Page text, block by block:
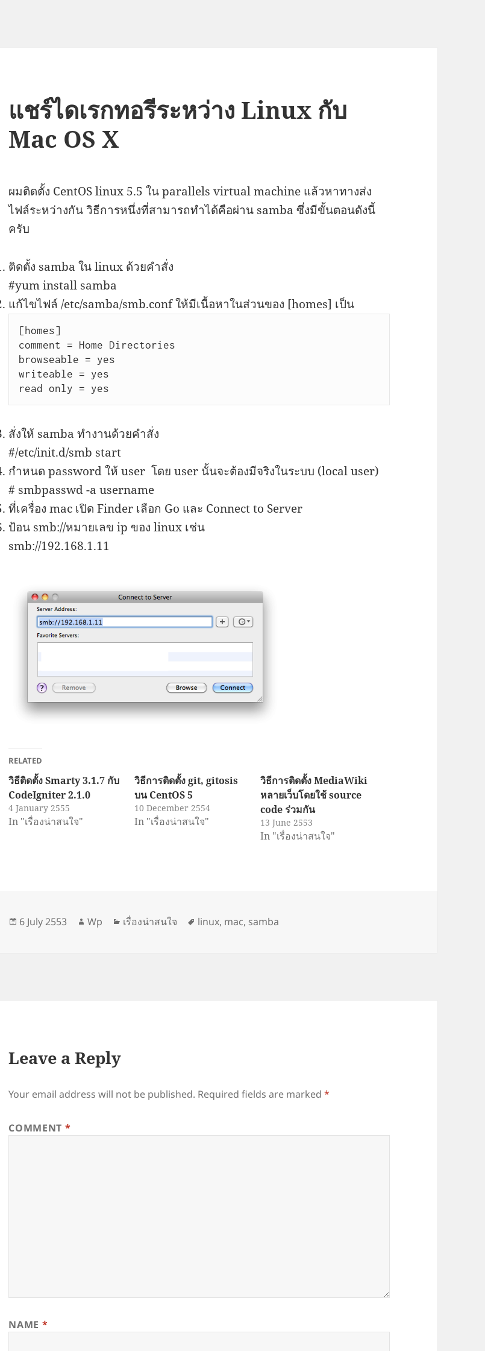
แชร์ไดเรกทอรีระหว่าง Linux กับ
Mac OS X
ผมติดตั้ง CentOS linux 5.5 ใน parallels virtual machine แล้วหาทางส่ง
ไฟล์ระหว่างกัน วิธีการหนึ่งที่สามารถทำได้คือผ่าน samba ซึ่งมีขั้นตอนดังนี้
ครับ
ติดตั้ง samba ใน linux ด้วยคำสั่ง
#yum install samba
แก้ไขไฟล์ /etc/samba/smb.conf ให้มีเนื้อหาในส่วนของ [homes] เป็น
[homes]
comment = Home Directories
browseable = yes
writeable = yes
read only = yes
สั่งให้ samba ทำงานด้วยคำสั่ง
#/etc/init.d/smb start
กำหนด password ให้ user โดย user นั้นจะต้องมีจริงในระบบ (local user)
# smbpasswd -a username
ที่เครื่อง mac เปิด Finder เลือก Go และ Connect to Server
ป้อน smb://หมายเลข ip ของ linux เช่น
smb://192.168.1.11
RELATED
วิธีติดตั้ง Smarty 3.1.7 กับ
CodeIgniter 2.1.0
4 January 2555
In "เรื่องน่าสนใจ"
วิธีการติดตั้ง git, gitosis
บน CentOS 5
10 December 2554
In "เรื่องน่าสนใจ"
วิธีการติดตั้ง MediaWiki
หลายเว็บโดยใช้ source
code ร่วมกัน
13 June 2553
In "เรื่องน่าสนใจ"
Posted
6 July 2553 Author
Wp Categories
เรื่องน่าสนใจ Tags
linux, mac, samba
Leave a Reply
Your email address will not be published. Required fields are marked*
COMMENT *
NAME *